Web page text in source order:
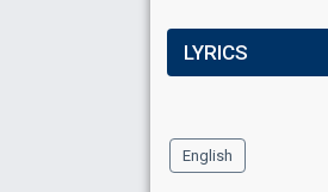
LYRICS
English